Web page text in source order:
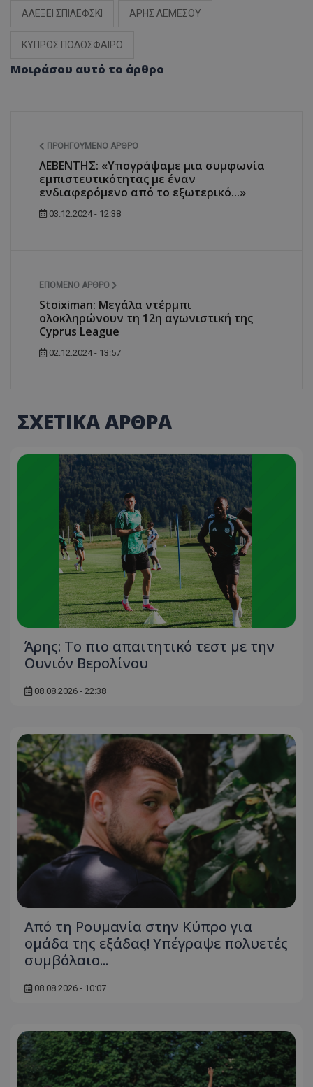
ΑΛΕΞΕΙ ΣΠΙΛΕΦΣΚΙ ΑΡΗΣ ΛΕΜΕΣΟΥ
ΚΥΠΡΟΣ ΠΟΔΟΣΦΑΙΡΟ
Μοιράσου αυτό το άρθρο
ΠΡΟΗΓΟΎΜΕΝΟ ΆΡΘΡΟ
ΛΕΒΕΝΤΗΣ: «Υπογράψαμε μια συμφωνία
εμπιστευτικότητας με έναν
ενδιαφερόμενο από το εξωτερικό...»
03.12.2024 - 12:38
ΕΠΌΜΕΝΟ ΆΡΘΡΟ
Stoiximan: Μεγάλα ντέρμπι
ολοκληρώνουν τη 12η αγωνιστική της
Cyprus League
02.12.2024 - 13:57
ΣΧΕΤΙΚΑ ΑΡΘΡΑ
Άρης: Το πιο απαιτητικό τεστ με την
Ουνιόν Βερολίνου
08.08.2026 - 22:38
Από τη Ρουμανία στην Κύπρο για
ομάδα της εξάδας! Υπέγραψε πολυετές
συμβόλαιο...
08.08.2026 - 10:07